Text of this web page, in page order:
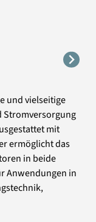
und vielseitige
Stromversorgung
mit
ermöglicht das
in beide
Anwendungen in